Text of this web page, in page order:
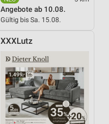
Angebote ab 10.08.
Gültig bis Sa. 15.08.
XXXLutz